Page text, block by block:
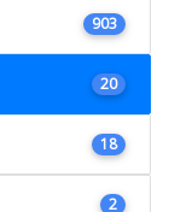
903
20
18
2